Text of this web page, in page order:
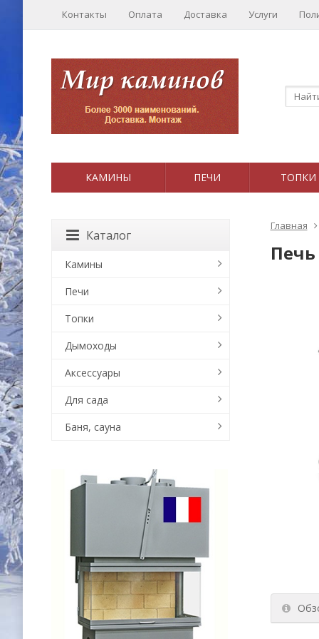
Контакты Оплата Доставка Услуги
КАМИНЫ ПЕЧИ ТОПКИ
Главная
Каталог
Камины
Печи
Топки
Дымоходы
Аксессуары
Для сада
Баня, сауна